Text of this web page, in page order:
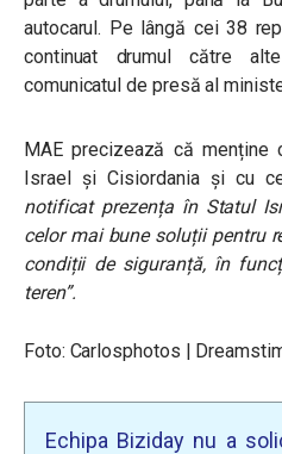
autocarul. Pe lângă cei 38
continuat drumul către
comunicatul de presă al
MAE precizează că menține
Israel și Cisiordania și cu
notificat prezența în Statul
celor mai bune soluții pentru
condiții de siguranță, în
teren”.
Foto: Carlosphotos |
Echipa Biziday nu a